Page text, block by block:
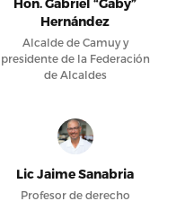
Hon. Gabriel “Gaby”
Hernández
Alcalde de Camuy y
presidente de la Federación
de Alcaldes
Lic Jaime Sanabria
Profesor de derecho